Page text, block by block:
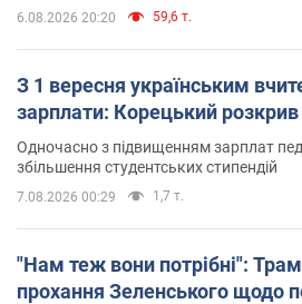
6.08.2026 20:20 59,6 т.
З 1 вересня українським
зарплати: Корецький розкрив
Одночасно з підвищенням зарплат
збільшення студентських стипендій
7.08.2026 00:29 1,7 т.
"Нам теж вони потрібні":
прохання Зеленського щодо